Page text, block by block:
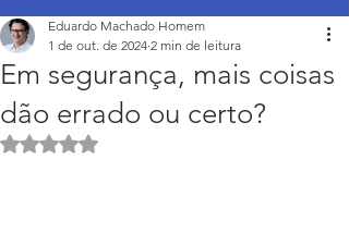
Em segurança, mais coisas
dão errado ou certo?
Eduardo Machado Homem
1 de out. de 2024 2 min de leitura
Avaliado com NaN de 5 estrelas.